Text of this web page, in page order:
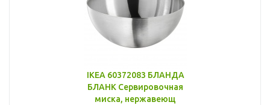
IKEA 60372083 БЛАНДА
БЛАНК Сервировочная
миска, нержавеющ